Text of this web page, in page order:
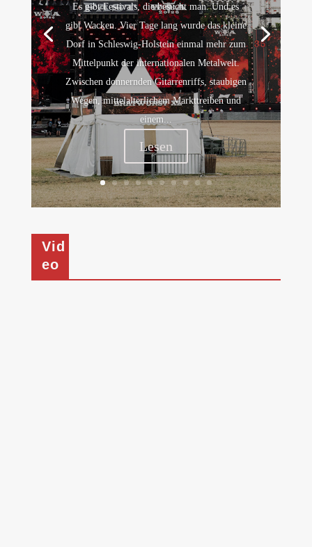
Es gibt Festivals, die besucht man. Und es
gibt Wacken. Vier Tage lang wurde das kleine
Dorf in Schleswig-Holstein einmal mehr zum
Mittelpunkt der internationalen Metalwelt.
Zwischen donnernden Gitarrenriffs, staubigen
Wegen, mittelalterlichem Markttreiben und
einem...
Lesen
Vid
eo